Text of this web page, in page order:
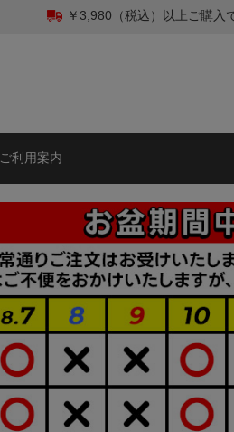
￥3,980（税込）以上ご購入
ご利用案内